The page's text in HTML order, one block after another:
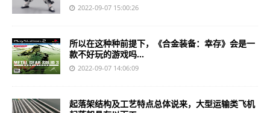
2022-09-07 15:00:26
所以在这种种前提下，《合金装备：幸存》会是一
款不好玩的游戏吗...
2022-09-07 14:06:09
起落架结构及工艺特点总体说来，大型运输类飞机